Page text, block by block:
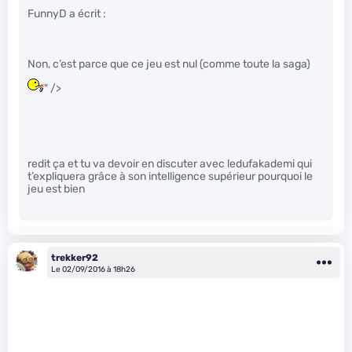
FunnyD a écrit :
Non, c’est parce que ce jeu est nul (comme toute la saga)
" />
redit ça et tu va devoir en discuter avec ledufakademi qui
t’expliquera grâce à son intelligence supérieur pourquoi le
jeu est bien
trekker92
Le 02/09/2016 à 18h26